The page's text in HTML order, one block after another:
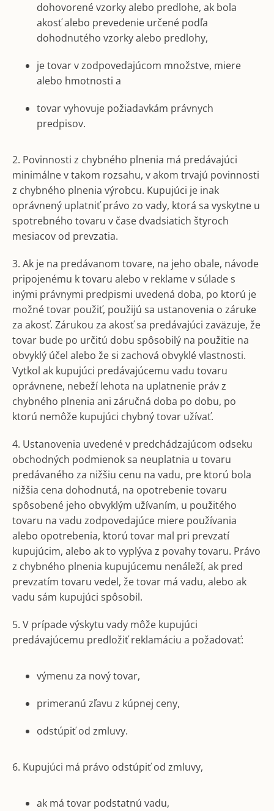
dohovorené vzorky alebo predlohe, ak bola
akosť alebo prevedenie určené podľa
dohodnutého vzorky alebo predlohy,
je tovar v zodpovedajúcom množstve, miere
alebo hmotnosti a
tovar vyhovuje požiadavkám právnych
predpisov.
2. Povinnosti z chybného plnenia má predávajúci
minimálne v takom rozsahu, v akom trvajú povinnosti
z chybného plnenia výrobcu. Kupujúci je inak
oprávnený uplatniť právo zo vady, ktorá sa vyskytne u
spotrebného tovaru v čase dvadsiatich štyroch
mesiacov od prevzatia.
3. Ak je na predávanom tovare, na jeho obale, návode
pripojenému k tovaru alebo v reklame v súlade s
inými právnymi predpismi uvedená doba, po ktorú je
možné tovar použiť, použijú sa ustanovenia o záruke
za akosť. Zárukou za akosť sa predávajúci zaväzuje, že
tovar bude po určitú dobu spôsobilý na použitie na
obvyklý účel alebo že si zachová obvyklé vlastnosti.
Vytkol ak kupujúci predávajúcemu vadu tovaru
oprávnene, nebeží lehota na uplatnenie práv z
chybného plnenia ani záručná doba po dobu, po
ktorú nemôže kupujúci chybný tovar užívať.
4. Ustanovenia uvedené v predchádzajúcom odseku
obchodných podmienok sa neuplatnia u tovaru
predávaného za nižšiu cenu na vadu, pre ktorú bola
nižšia cena dohodnutá, na opotrebenie tovaru
spôsobené jeho obvyklým užívaním, u použitého
tovaru na vadu zodpovedajúce miere používania
alebo opotrebenia, ktorú tovar mal pri prevzatí
kupujúcim, alebo ak to vyplýva z povahy tovaru. Právo
z chybného plnenia kupujúcemu nenáleží, ak pred
prevzatím tovaru vedel, že tovar má vadu, alebo ak
vadu sám kupujúci spôsobil.
5. V prípade výskytu vady môže kupujúci
predávajúcemu predložiť reklamáciu a požadovať:
výmenu za nový tovar,
primeranú zľavu z kúpnej ceny,
odstúpiť od zmluvy.
6. Kupujúci má právo odstúpiť od zmluvy,
ak má tovar podstatnú vadu,